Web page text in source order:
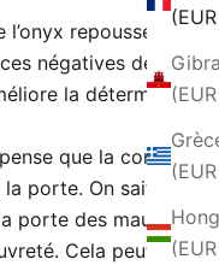
l’onyx repousse la
négatives des
la détermination
que la cornaline
porte. On sait que
porte des mauvaises
Cela peut